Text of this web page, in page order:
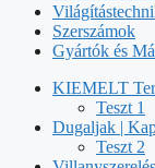
Szerszámok
Gyártók és
KIEMELT
Teszt 1
Dugaljak |
Teszt 2